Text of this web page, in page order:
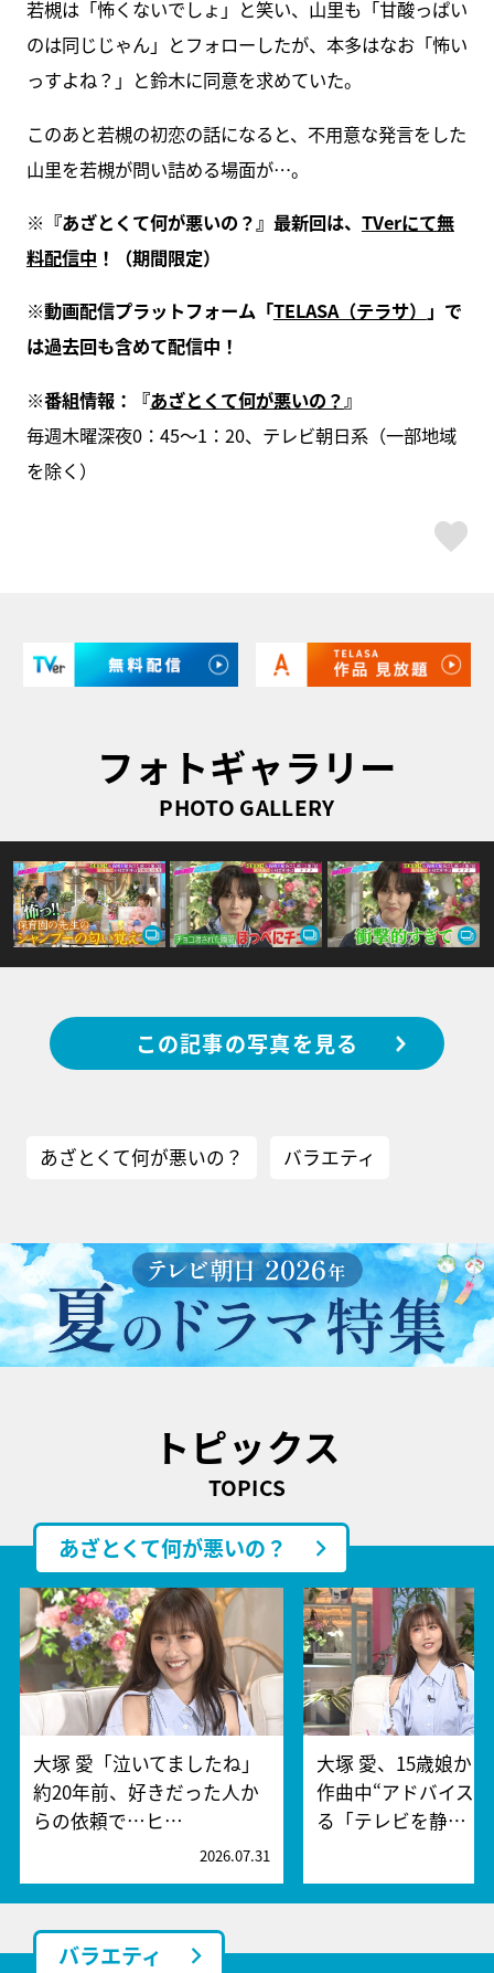
若槻は「怖くないでしょ」と笑い、山里も「甘酸っぱい
のは同じじゃん」とフォローしたが、本多はなお「怖い
っすよね？」と鈴木に同意を求めていた。
このあと若槻の初恋の話になると、不用意な発言をした
山里を若槻が問い詰める場面が…。
※『あざとくて何が悪いの？』最新回は、 TVerにて無
料配信中 ！（期間限定）
※動画配信プラットフォーム「TELASA（テラサ） 」で
は過去回も含めて配信中！
※番組情報：『あざとくて何が悪いの？ 』
毎週木曜深夜0：45～1：20、テレビ朝日系（一部地域
を除く）
フォトギャラリー
PHOTO GALLERY
この記事の写真を見る
あざとくて何が悪いの？ バラエティ
トピックス
TOPICS
あざとくて何が悪いの？
大塚 愛「泣いてましたね」
約20年前、好きだった人か
らの依頼で…ヒ…
2026.07.31
大塚 愛、15歳娘か
作曲中“アドバイス”
る「テレビを静…
バラエティ